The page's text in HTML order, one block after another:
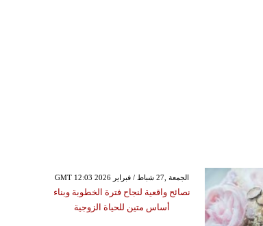
GMT 12:03 2026 الجمعة ,27 شباط / فبراير
نصائح واقعية لنجاح فترة الخطوبة وبناء
أساس متين للحياة الزوجية